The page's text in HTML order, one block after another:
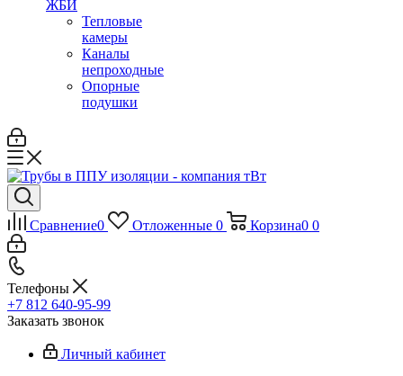
ЖБИ
Тепловые
камеры
Каналы
непроходные
Опорные
подушки
Сравнение0 Отложенные 0 Корзина0 0
Телефоны
+7 812 640-95-99
Заказать звонок
Личный кабинет